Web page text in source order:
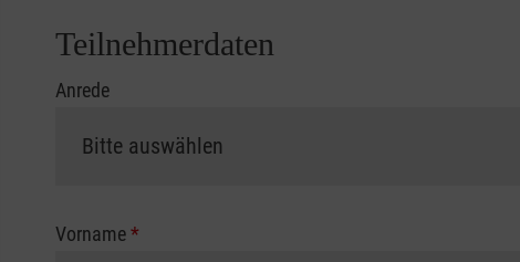
Teilnehmerdaten
Anrede
Vorname*